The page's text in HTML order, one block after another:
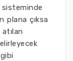
plana çıksa